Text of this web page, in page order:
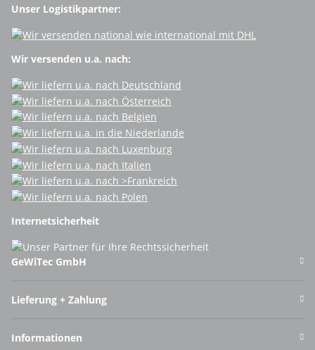
Unser Logistikpartner:
Wir versenden u.a. nach:
Internetsicherheit
GeWiTec GmbH
Lieferung + Zahlung
Informationen